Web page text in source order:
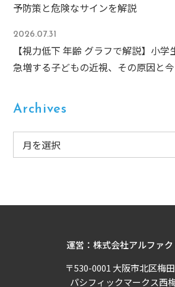
予防策と危険なサインを解説
2026.07.31
【視力低下 年齢 グラフで解説】小
急増する子どもの近視、その原因と
Archives
運営：株式会社アルファク
〒530-0001 大阪市北区梅
パシフィックマークス西